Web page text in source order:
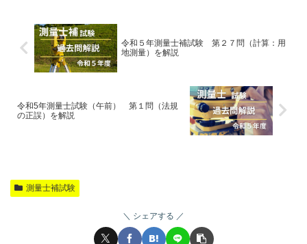
令和５年測量士補試験 第２７問（計算：用
地測量）を解説
令和5年測量士試験（午前） 第１問（法規
の正誤）を解説
測量士補試験
シェアする